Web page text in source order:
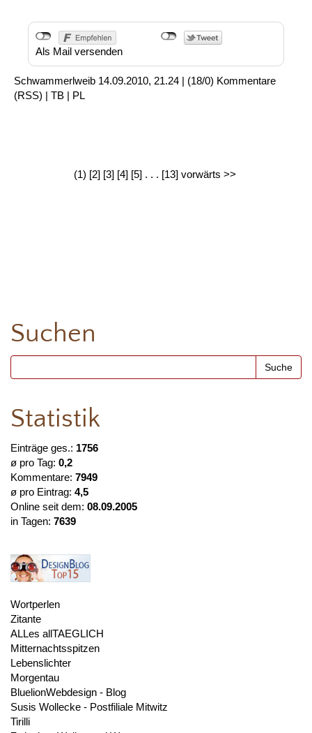
Als Mail versenden
Schwammerlweib 14.09.2010, 21.24 | (18/0) Kommentare
(RSS) | TB | PL
(1) [2] [3] [4] [5] . . . [13] vorwärts >>
Suchen
Statistik
Einträge ges.: 1756
ø pro Tag: 0,2
Kommentare: 7949
ø pro Eintrag: 4,5
Online seit dem: 08.09.2005
in Tagen: 7639
Wortperlen
Zitante
ALLes allTAEGLICH
Mitternachtsspitzen
Lebenslichter
Morgentau
BluelionWebdesign - Blog
Susis Wollecke - Postfiliale Mitwitz
Tirilli